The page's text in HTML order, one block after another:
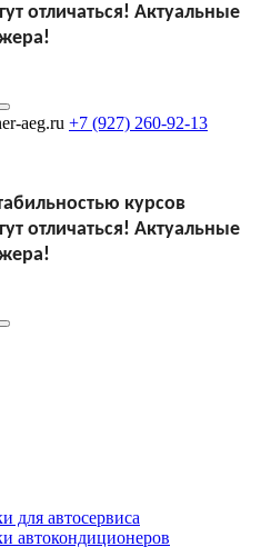
отличаться! Актуальные
aeg.ru +7 (927) 260-92-13
курсов
отличаться! Актуальные
для автосервиса